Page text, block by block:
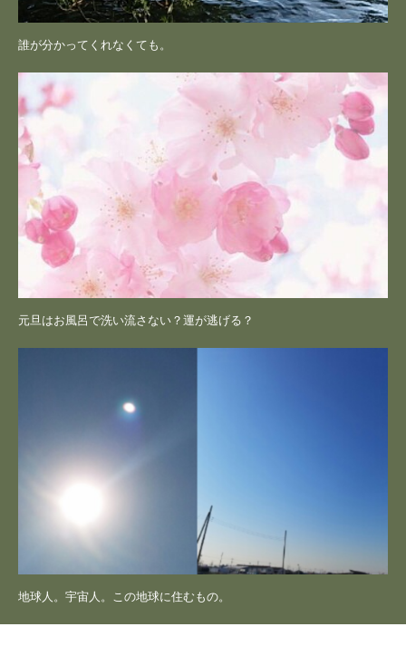
誰が分かってくれなくても。
元旦はお風呂で洗い流さない？運が逃げる？
地球人。宇宙人。この地球に住むもの。